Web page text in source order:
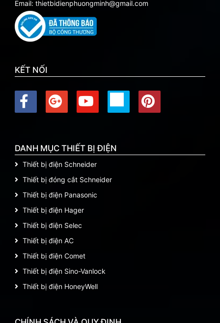
Email: thietbidienphuongminh@gmail.com
KẾT NỐI
DANH MỤC THIẾT BỊ ĐIỆN
Thiết bị điện Schneider
Thiết bị đóng cắt Schneider
Thiết bị điện Panasonic
Thiết bị điện Hager
Thiết bị điện Selec
Thiết bị điện AC
Thiết bị điện Comet
Thiết bị điện Sino-Vanlock
Thiết bị điện HoneyWell